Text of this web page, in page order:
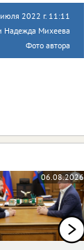
2022 г. 11:11
Надежда Михеева
Фото автора
06.08.2026